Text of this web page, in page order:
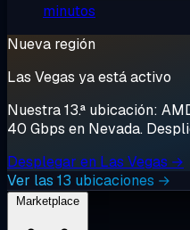
minutos
Nueva región
Las Vegas ya está activo
Nuestra 13.ª ubicación:
40 Gbps en Nevada.
Desplegar en Las Vegas →
Ver las 13 ubicaciones →